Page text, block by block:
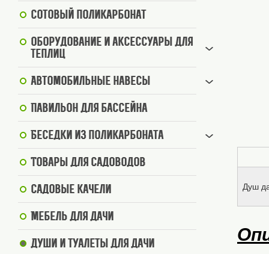
Сотовый поликарбонат
Оборудование и аксессуары для
теплиц
Автомобильные навесы
Павильон для бассейна
Беседки из поликарбоната
Товары для садоводов
Садовые качели
Мебель для дачи
Души и туалеты для дачи
Душ